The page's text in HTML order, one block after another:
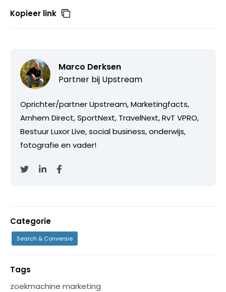
Kopieer link
Marco Derksen
Partner bij Upstream
Oprichter/partner Upstream, Marketingfacts,
Arnhem Direct, SportNext, TravelNext, RvT VPRO,
Bestuur Luxor Live, social business, onderwijs,
fotografie en vader!
Categorie
Search & Conversie
Tags
zoekmachine marketing